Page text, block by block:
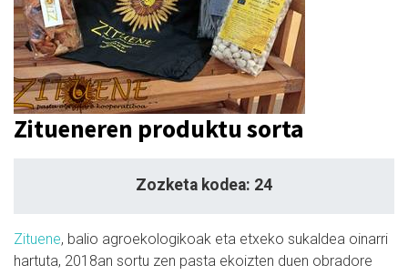
Zitueneren produktu sorta
Zozketa kodea: 24
Zituene, balio agroekologikoak eta etxeko sukaldea oinarri
hartuta, 2018an sortu zen pasta ekoizten duen obradore